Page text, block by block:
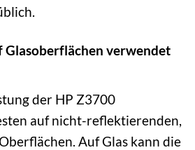
Glasoberflächen verwendet
der HP Z3700
auf nicht-reflektierenden,
Auf Glas kann die